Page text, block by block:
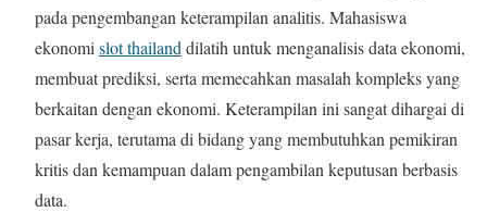
pada pengembangan keterampilan analitis. Mahasiswa
ekonomi slot thailand dilatih untuk menganalisis data ekonomi,
membuat prediksi, serta memecahkan masalah kompleks yang
berkaitan dengan ekonomi. Keterampilan ini sangat dihargai di
pasar kerja, terutama di bidang yang membutuhkan pemikiran
kritis dan kemampuan dalam pengambilan keputusan berbasis
data.